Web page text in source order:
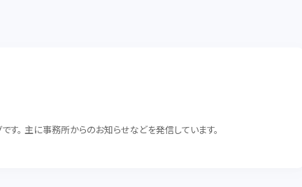
す。 主に事務所からのお知らせなどを発信しています。